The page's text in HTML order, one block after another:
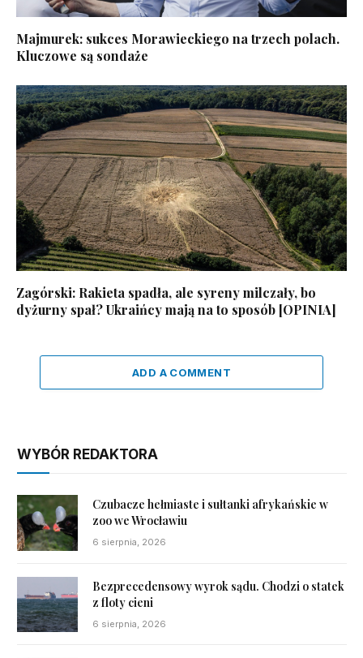
Majmurek: sukces Morawieckiego na trzech polach.
Kluczowe są sondaże
Zagórski: Rakieta spadła, ale syreny milczały, bo
dyżurny spał? Ukraińcy mają na to sposób [OPINIA]
ADD A COMMENT
WYBÓR REDAKTORA
Czubacze hełmiaste i sułtanki afrykańskie w
zoo we Wrocławiu
6 sierpnia, 2026
Bezprecedensowy wyrok sądu. Chodzi o statek
z floty cieni
6 sierpnia, 2026